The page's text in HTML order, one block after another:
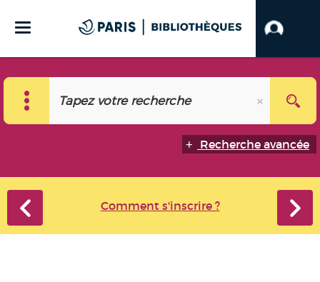
Recherche avancée
Comment s'inscrire ?